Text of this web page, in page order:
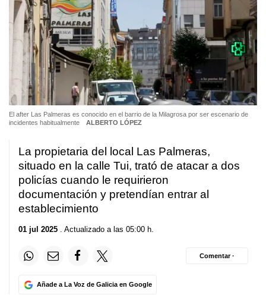
El after Las Palmeras es conocido en el barrio de la Milagrosa por ser escenario de
incidentes habitualmente
ALBERTO LÓPEZ
La propietaria del local Las Palmeras,
situado en la calle Tui, trató de atacar a dos
policías cuando le requirieron
documentación y pretendían entrar al
establecimiento
01 jul 2025 . Actualizado a las 05:00 h.
Añade a La Voz de Galicia en Google
Comentar ·